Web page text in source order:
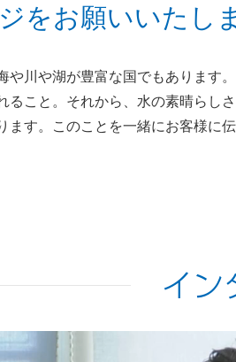
をお願いいたし
や川や湖が豊富な国でもありま
ること。それから、水の素晴ら
ます。このことを一緒にお客様
イン